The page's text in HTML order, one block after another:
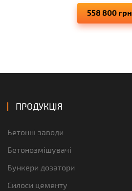
558 800 грн
-Утримуючі ролики від сходу стрічки
ПРОДУКЦІЯ
Бетонні заводи
Бетонозмішувачі
Бункери дозатори
Силоси цементу